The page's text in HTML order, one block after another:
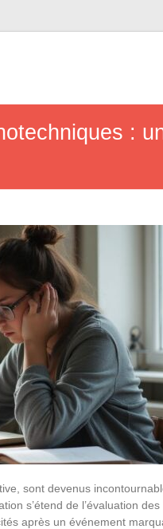
:
sont devenus
s’étend de l’évaluation
après un événement